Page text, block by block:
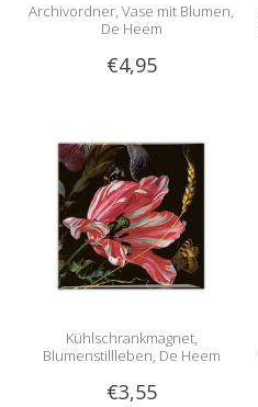
Archivordner, Vase mit Blumen,
De Heem
€4,95
Kühlschrankmagnet,
Blumenstillleben, De Heem
€3,55